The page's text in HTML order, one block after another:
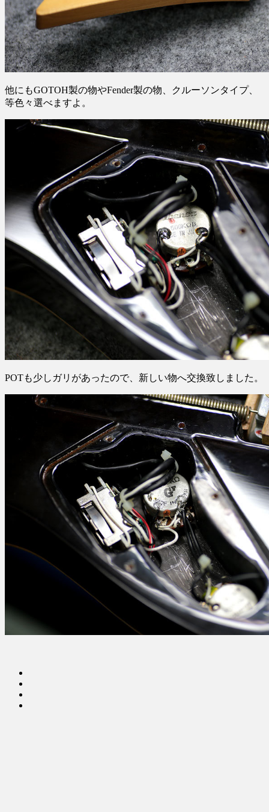
他にもGOTOH製の物やFender製の物、クルーソンタイプ、
等色々選べますよ。
POTも少しガリがあったので、新しい物へ交換致しました。